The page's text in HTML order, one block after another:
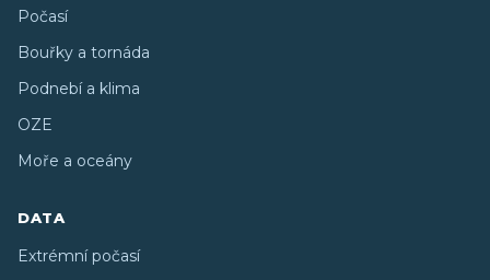
Počasí
Bouřky a tornáda
Podnebí a klima
OZE
Moře a oceány
DATA
Extrémní počasí